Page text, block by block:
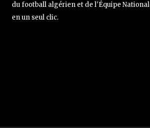
du football algérien et de l'Équipe
en un seul clic.